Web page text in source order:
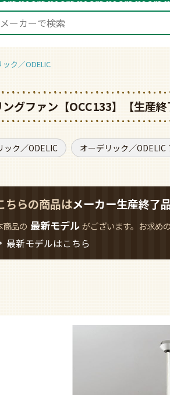
ク／ODELIC
グファン【OCC133】【生産終
ック／ODELIC オーデリック／ODELIC
ちらの商品はメーカー生産終了
商品の 最新モデル がございます。お求め
最新モデルはこちら